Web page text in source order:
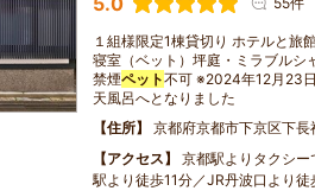
１組様限定1棟貸切り ホテルと旅
寝室（ベット）坪庭・ミラブルシ
禁煙ペット不可 ※2024年12月23
天風呂へとなりました
住所
京都府京都市下京区下長
アクセス
京都駅よりタクシ
駅より徒歩11分／JR丹波口より